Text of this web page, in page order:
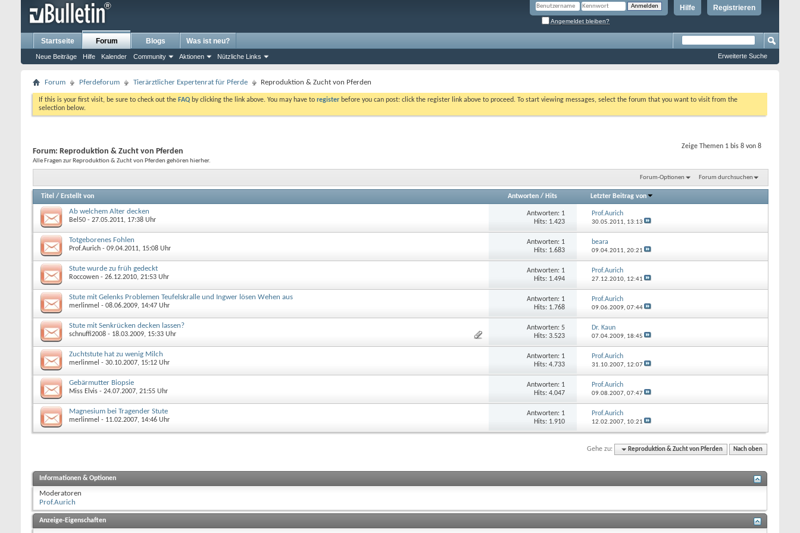
Registrieren
Hilfe
Angemeldet bleiben?
Startseite Forum
Neue Beiträge Hilfe Kalender Community Aktionen Nützliche Links
Blogs Was ist neu?
Erweiterte Suche
Forum Pferdeforum Tierärztlicher Expertenrat für Pferde Reproduktion & Zucht von Pferden
If this is your first visit, be sure to check out the FAQ by clicking the link above. You may have to register before you can post: click the register link above to proceed. To start viewing messages, select the forum that you want to visit from the
selection below.
Zeige Themen 1 bis 8 von 8
Forum: Reproduktion & Zucht von Pferden
Alle Fragen zur Reproduktion & Zucht von Pferden gehören hierher.
Forum-Optionen Forum durchsuchen
Titel / Erstellt von Antworten/ Hits Letzter Beitrag von
Ab welchem Alter decken
Bel50 - 27.05.2011, 17:38 Uhr
Antworten: 1
Hits: 1.423
Prof.Aurich
30.05.2011, 13:13
Totgeborenes Fohlen
Prof.Aurich - 09.04.2011, 15:08 Uhr
Antworten: 1
Hits: 1.683
beara
09.04.2011, 20:21
Stute wurde zu früh gedeckt
Roccowen - 26.12.2010, 21:53 Uhr
Antworten: 1
Hits: 1.494
Prof.Aurich
27.12.2010, 12:41
Stute mit Gelenks Problemen Teufelskralle und Ingwer lösen Wehen aus
merlinmel - 08.06.2009, 14:47 Uhr
Antworten: 1
Hits: 1.768
Prof.Aurich
09.06.2009, 07:44
Stute mit Senkrücken decken lassen?
schnuffi2008 - 18.03.2009, 15:33 Uhr
Antworten: 5
Hits: 3.523
Dr. Kaun
07.04.2009, 18:45
Zuchtstute hat zu wenig Milch
merlinmel - 30.10.2007, 15:12 Uhr
Antworten: 1
Hits: 4.733
Prof.Aurich
31.10.2007, 12:07
Gebärmutter Biopsie
Miss Elvis - 24.07.2007, 21:55 Uhr
Antworten: 1
Hits: 4.047
Prof.Aurich
09.08.2007, 07:47
Magnesium bei Tragender Stute
merlinmel - 11.02.2007, 14:46 Uhr
Antworten: 1
Hits: 1.910
Prof.Aurich
12.02.2007, 10:21
Gehe zu: Reproduktion & Zucht von Pferden Nach oben
Informationen & Optionen
Moderatoren
Prof.Aurich
Anzeige-Eigenschaften